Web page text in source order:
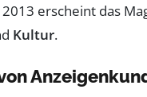
erscheint das
Kultur.